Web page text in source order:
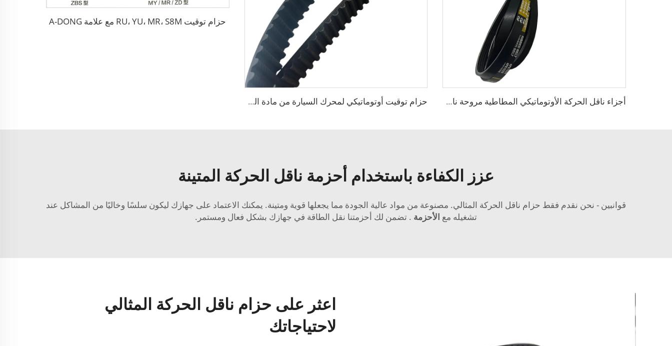
أجزاء ناقل الحركة الأوتوماتيكي المطاطية مروحة ناقلة الأسنان قيادة توقيت حزام V منقوش حزام توقيت أوتوماتيكي لمحرك السيارة من مادة المطاط
حزام توقيت RU، YU، MR، S8M مع علامة A-DONG
عزز الكفاءة باستخدام أحزمة ناقل الحركة المتينة
قوانبين - نحن نقدم فقط حزام ناقل الحركة المثالي. مصنوعة من مواد عالية الجودة مما يجعلها قوية ومتينة. يمكنك الاعتماد على جهازك ليكون سلسًا وخاليًا من المشاكل عند
تشغيله مع الأحزمة . تضمن لك أحزمتنا نقل الطاقة في جهازك بشكل فعال ومستمر.
اعثر على حزام ناقل الحركة المثالي
لاحتياجاتك